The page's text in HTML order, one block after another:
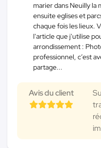
marier dans Neuilly la
ensuite eglises et
chaque fois les lieux.
l'article que j'utilise
arrondissement :
professionnel, c’est
partage...
Avis du client